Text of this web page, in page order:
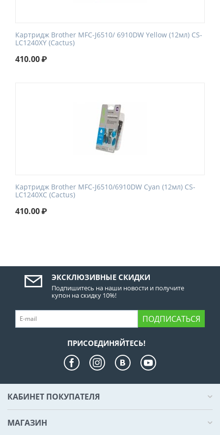
Картридж Brother MFC-J6510/ 6910DW Yellow (12мл) CS-
LC1240XY (Cactus)
410.00₽
Картридж Brother MFC-J6510/6910DW Cyan (12мл) CS-
LC1240XC (Cactus)
410.00₽
ЭКСКЛЮЗИВНЫЕ СКИДКИ
Подпишитесь на наши новости и получите
купон на скидку 10%!
ПОДПИСАТЬСЯ
ПРИСОЕДИНЯЙТЕСЬ!
КАБИНЕТ ПОКУПАТЕЛЯ
МАГАЗИН